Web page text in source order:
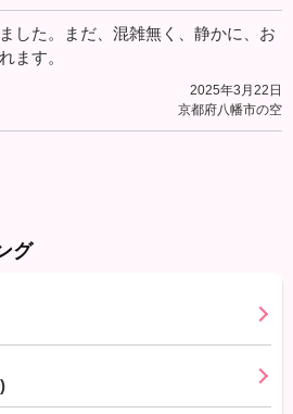
した。まだ、混雑無く、静かに、お
ます。
2025年3月22日
京都府八幡市の空
グ